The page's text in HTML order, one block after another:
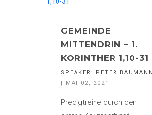
GEMEINDE
MITTENDRIN – 1.
KORINTHER 1,10-31
SPEAKER:
PETER BAUMANN
| MAI 02, 2021
Predigtreihe durch den